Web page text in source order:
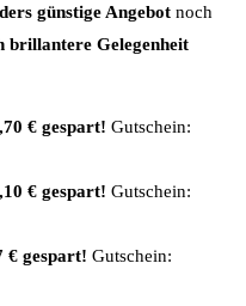
günstige Angebot noch
brillantere Gelegenheit
€ gespart! Gutschein:
€ gespart! Gutschein:
€ gespart! Gutschein: